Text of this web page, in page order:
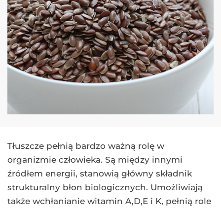
Tłuszcze pełnią bardzo ważną rolę w
organizmie człowieka. Są między innymi
źródłem energii, stanowią główny składnik
strukturalny błon biologicznych. Umożliwiają
także wchłanianie witamin A,D,E i K, pełnią role